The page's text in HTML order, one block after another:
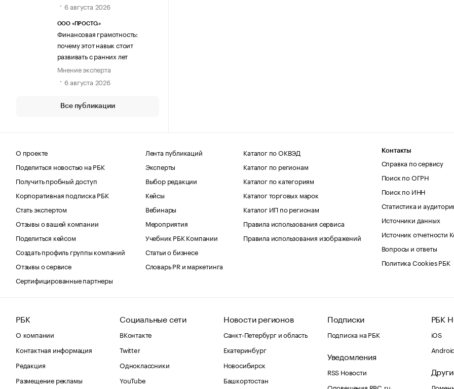
6 августа 2026
ООО «ПРОСТО.»
Финансовая грамотность:
почему этот навык стоит
развивать с ранних лет
Мнение эксперта
6 августа 2026
Все публикации
О проекте
Поделиться новостью на РБК
Получить пробный доступ
Корпоративная подписка РБК
Стать экспертом
Отзывы о вашей компании
Поделиться кейсом
Создать профиль группы компаний
Отзывы о сервисе
Сертифицированные партнеры
Лента публикаций
Эксперты
Выбор редакции
Кейсы
Вебинары
Мероприятия
Учебник РБК Компании
Статьи о бизнесе
Словарь PR и маркетинга
Каталог по ОКВЭД
Каталог по регионам
Каталог по категориям
Каталог торговых марок
Каталог ИП по регионам
Правила использования сервиса
Правила использования изображений
Контакты
Справка по сервису
Поиск по ОГРН
Поиск по ИНН
Статистика и
Источники данных
Источник отчетности
Вопросы и ответы
Политика Cookies РБК
РБК
О компании
Контактная информация
Редакция
Размещение рекламы
Социальные сети
ВКонтакте
Twitter
Одноклассники
YouTube
Новости регионов
Санкт-Петербург и область
Екатеринбург
Новосибирск
Башкортостан
Подписки
Подписка на РБК
Уведомления
RSS Новости
Оповещения RBC.ru
РБК
iOS